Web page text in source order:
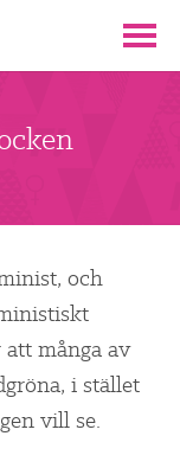
▼
och
många av
i stället
vill se.